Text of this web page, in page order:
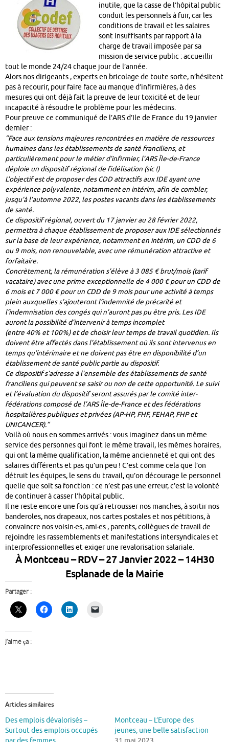
inutile, que la casse de l’hôpital public
conduit les personnels à fuir, car les
conditions de travail et les salaires
sont insuffisants par rapport à la
charge de travail imposée par sa
mission de service public : accueillir
tout le monde 24/24 chaque jour de l’année.
Alors nos dirigeants , experts en bricolage de toute sorte, n’hésitent
pas à recourir, pour faire face au manque d’infirmières, à des
mesures qui ont déjà fait la preuve de leur toxicité et de leur
incapacité à résoudre le problème pour les médecins.
Pour preuve ce communiqué de l’ARS d’Ile de France du 19 janvier
dernier :
“Face aux tensions majeures rencontrées en matière de ressources
humaines dans les établissements de santé franciliens, et
particulièrement pour le métier d’infirmier, l’ARS Île-de-France
déploie un dispositif régional de fidélisation (sic !)
L’objectif est de proposer des CDD attractifs aux IDE ayant une
expérience polyvalente, notamment en intérim, afin de combler,
jusqu’à l’automne 2022, les postes vacants dans les établissements
de santé.
Ce dispositif régional, ouvert du 17 janvier au 28 février 2022,
permettra à chaque établissement de proposer aux IDE sélectionnés
sur la base de leur expérience, notamment en intérim, un CDD de 6
ou 9 mois, non renouvelable, avec une rémunération attractive et
forfaitaire.
Concrètement, la rémunération s’élève à 3 085 € brut/mois (tarif
vacataire) avec une prime exceptionnelle de 4 000 € pour un CDD de
6 mois et 7 000 € pour un CDD de 9 mois pour une activité à temps
plein auxquelles s’ajouteront l’indemnité de précarité et
l’indemnisation des congés qui n’auront pas pu être pris. Les IDE
auront la possibilité d’intervenir à temps incomplet
(entre 40% et 100%) et de choisir leur temps de travail quotidien. Ils
doivent être affectés dans l’établissement où ils sont intervenus en
temps qu’intérimaire et ne doivent pas être en disponibilité d’un
établissement de santé public partie au dispositif.
Ce dispositif s’adresse à l’ensemble des établissements de santé
franciliens qui peuvent se saisir ou non de cette opportunité. Le suivi
et l’évaluation du dispositif seront assurés par le comité inter-
fédérations composé de l’ARS Île-de-France et des fédérations
hospitalières publiques et privées (AP-HP, FHF, FEHAP, FHP et
UNICANCER).”
Voilà où nous en sommes arrivés : vous imaginez dans un même
service des personnes qui font le même travail, les mêmes horaires,
qui ont la même qualification, la même ancienneté et qui ont des
salaires différents et pas qu’un peu ! C’est comme cela que l’on
détruit les équipes, le sens du travail, qu’on décourage le personnel
quelle que soit sa fonction : ce n’est pas une erreur, c’est la volonté
de continuer à casser l’hôpital public.
Il ne reste encore une fois qu’à retrousser nos manches, à sortir nos
banderoles, nos drapeaux, nos cartes postales et nos pétitions, à
convaincre nos voisin·es, ami·es , parents, collègues de travail de
rejoindre les rassemblements et manifestations intersyndicales et
interprofessionnelles et exiger une revalorisation salariale.
À Montceau – RDV – 27 Janvier 2022 – 14H30
Esplanade de la Mairie
Partager :
J’aime ça :
Articles similaires
Des emplois dévalorisés –
Surtout des emplois occupés
Montceau – L’Europe des
jeunes, une belle satisfaction